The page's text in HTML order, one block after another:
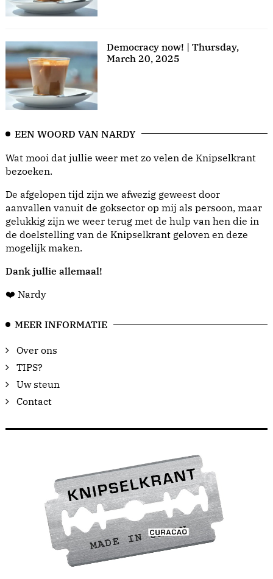
Democracy now! | Thursday,
March 20, 2025
EEN WOORD VAN NARDY
Wat mooi dat jullie weer met zo velen de Knipselkrant
bezoeken.
De afgelopen tijd zijn we afwezig geweest door
aanvallen vanuit de goksector op mij als persoon, maar
gelukkig zijn we weer terug met de hulp van hen die in
de doelstelling van de Knipselkrant geloven en deze
mogelijk maken.
Dank jullie allemaal!
❤️ Nardy
MEER INFORMATIE
Over ons
TIPS?
Uw steun
Contact